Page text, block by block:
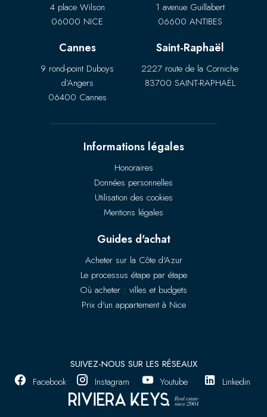
4 place Wilson
06000 NICE
1 avenue Guillabert
06600 ANTIBES
Cannes
9 rond-point Duboys
d’Angers
06400 Cannes
Saint-Raphaël
2227 route de la Corniche
83700 SAINT-RAPHAËL
Informations légales
Honoraires
Données personnelles
Utilisation des cookies
Mentions légales
Guides d'achat
Acheter sur la Côte d'Azur
Le processus étape par étape
Où acheter : villes et budgets
Prix d'un appartement à Nice
SUIVEZ-NOUS SUR LES RÉSEAUX
Facebook
Instagram Youtube Linkedin